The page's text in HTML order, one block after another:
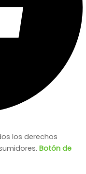
los derechos
Botón de